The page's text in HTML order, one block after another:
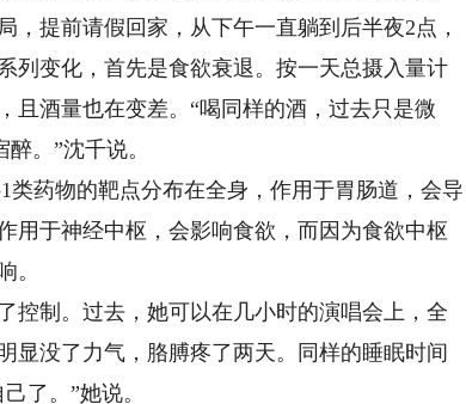
提前请假回家，从下午一直躺到后半夜2点，
列变化，首先是食欲衰退。按一天总摄入量计
且酒量也在变差。“喝同样的酒，过去只是微
。”沈千说。
药物的靶点分布在全身，作用于胃肠道，会导
用于神经中枢，会影响食欲，而因为食欲中枢
。
制。过去，她可以在几小时的演唱会上，全
显没了力气，胳膊疼了两天。同样的睡眠时间
了。”她说。